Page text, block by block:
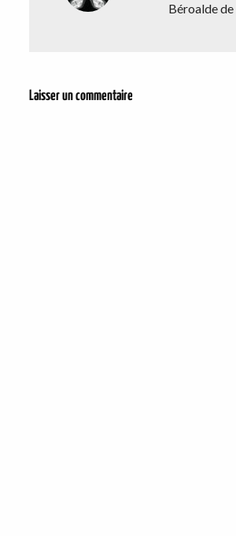
Béroalde
Laisser un commentaire